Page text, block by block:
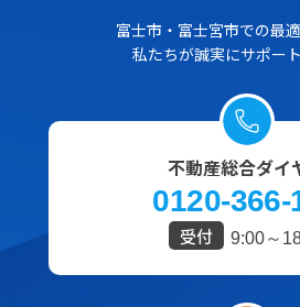
富士市・富士宮市での最適
私たちが誠実にサポート
不動産総合ダイ
0120-366-
受付 9:00～